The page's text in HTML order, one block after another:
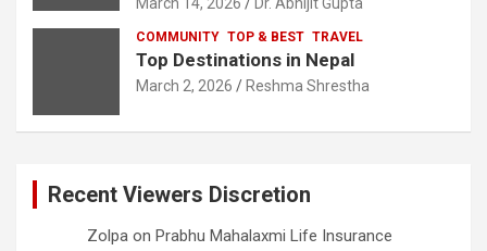
COMMUNITY TOP & BEST TRAVEL
Top Destinations in Nepal
March 2, 2026 Reshma Shrestha
Recent Viewers Discretion
Zolpa on Prabhu Mahalaxmi Life Insurance